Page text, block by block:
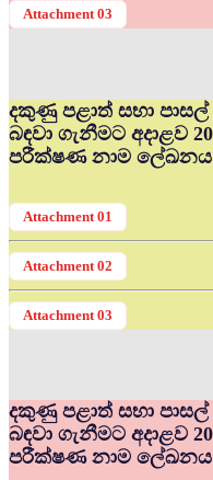
Attachment 03
දකුණු පළාත් සභා
බඳවා ගැනීමට අදාළව
පරීක්ෂණ නාම ලේඛනය
Attachment 01
Attachment 02
Attachment 03
දකුණු පළාත් සභා
බඳවා ගැනීමට අදාළව
පරීක්ෂණ නාම ලේඛනය